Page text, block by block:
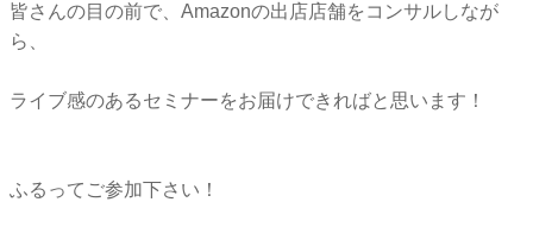
皆さんの目の前で、Amazonの出店店舗をコンサルしなが
ら、
ライブ感のあるセミナーをお届けできればと思います！
ふるってご参加下さい！